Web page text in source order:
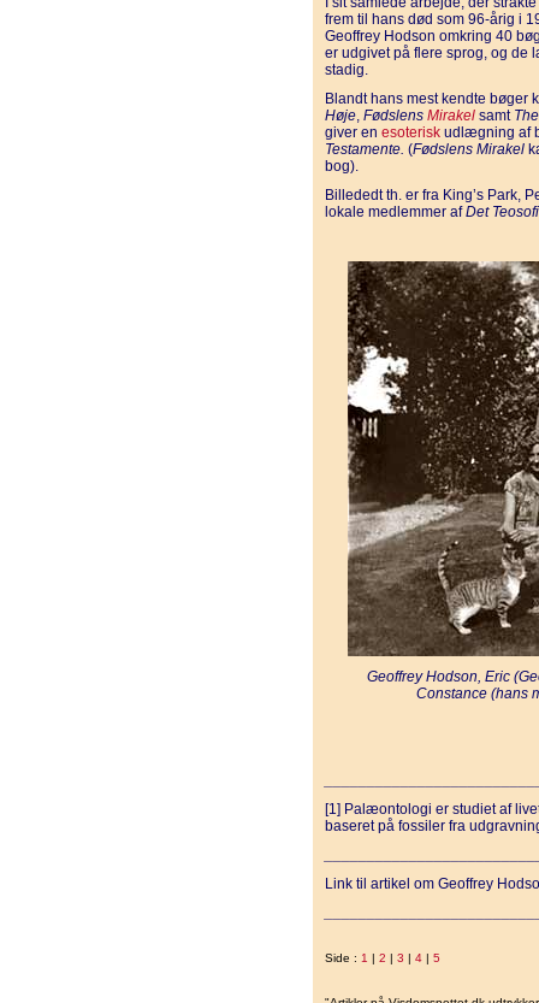
frem til hans død som 96-årig i
Geoffrey Hodson omkring 40
er udgivet på flere sprog, og de
stadig.
Blandt hans mest kendte
Høje, Fødslens Mirakel samt
giver en esoterisk udlægning af
Testamente. (Fødslens Mirakel
bog).
Billededt th. er fra King’s Park,
lokale medlemmer afDet
Geoffrey Hodson, Eric
Constance (hans
[1] Palæontologi er studiet af
baseret på fossiler fra
Link til artikel om Geoffrey
Side : 1 | 2 | 3 | 4 | 5